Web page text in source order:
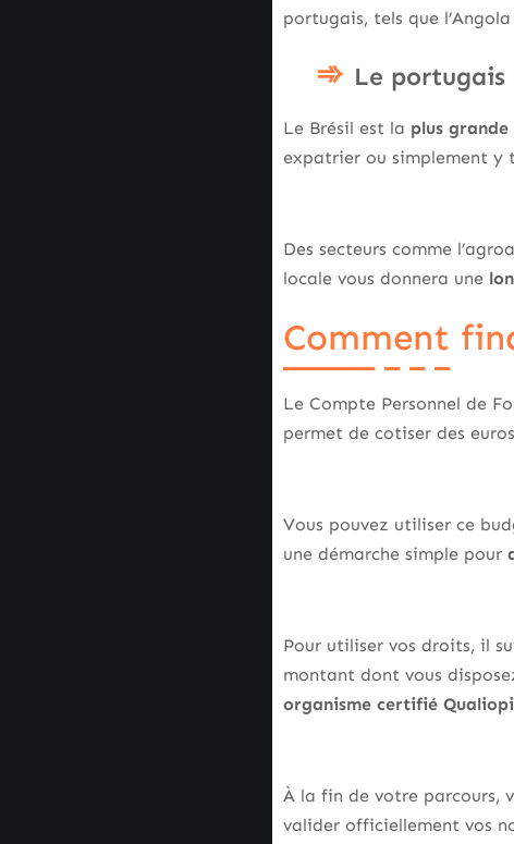
portugais, tels que
Le portugais
Le Brésil est la plus grande
expatrier ou simplement y
Des secteurs comme
locale vous donnera une
Comment
Le Compte Personnel de
permet de cotiser des
Vous pouvez utiliser ce
une démarche simple pour
Pour utiliser vos droits, il
montant dont vous
organisme certifié Qualiopi
À la fin de votre parcours,
valider officiellement vos